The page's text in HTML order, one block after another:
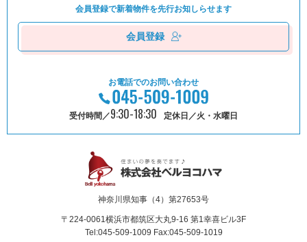
会員登録で新着物件を先⾏お知しらせます
会員登録
お電話でのお問い合わせ
受付時間／9:30-18:30 定休日／火・水曜日
神奈川県知事（4）第27653号
〒224-0061横浜市都筑区⼤丸9-16 第1幸喜ビル3F
Tel:045-509-1009 Fax:045-509-1019